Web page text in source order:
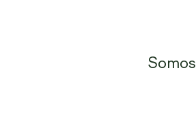
Somos